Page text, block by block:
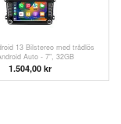
13 Bilstereo med trådlös
Auto - 7", 32GB
1.504,00 kr